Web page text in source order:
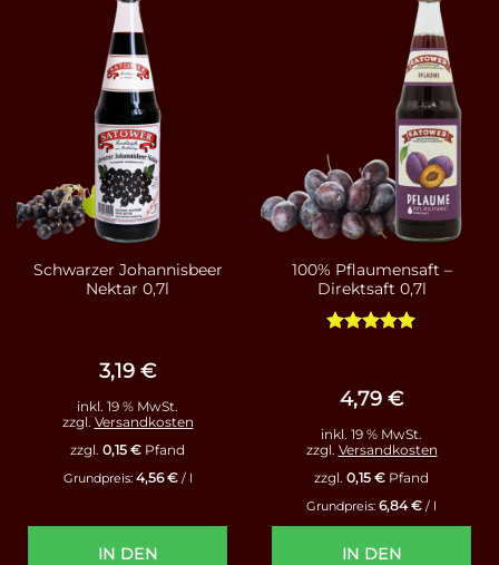
Schwarzer Johannisbeer
Nektar 0,7l
3,19 €
inkl. 19 % MwSt.
zzgl. Versandkosten
zzgl. 0,15 € Pfand
Grundpreis: 4,56€/ l
IN DEN
100% Pflaumensaft –
Direktsaft 0,7l
4,79 €
inkl. 19 % MwSt.
zzgl. Versandkosten
zzgl. 0,15 € Pfand
Grundpreis: 6,84€ / l
IN DEN